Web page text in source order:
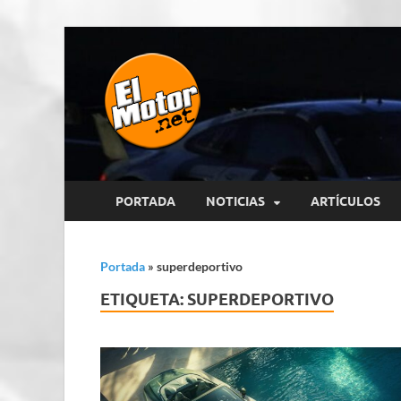
El Motor
PORTADA NOTICIAS ARTÍCULOS
Portada » superdeportivo
ETIQUETA: SUPERDEPORTIVO